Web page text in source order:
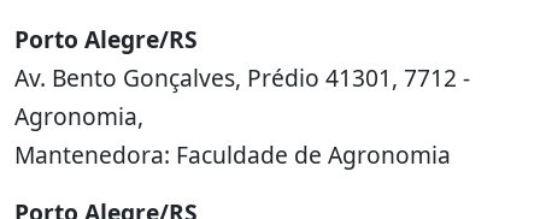
Porto Alegre/RS
Av. Bento Gonçalves, Prédio 41301, 7712 -
Agronomia,
Mantenedora: Faculdade de Agronomia
Porto Alegre/RS